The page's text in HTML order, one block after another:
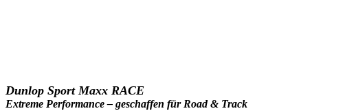
Dunlop Sport Maxx RACE
Extreme Performance – geschaffen für Road & Track